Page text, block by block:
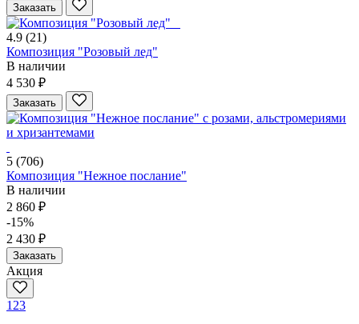
Заказать
4.9 (21)
Композиция "Розовый лед"
В наличии
4 530 ₽
Заказать
5 (706)
Композиция "Нежное послание"
В наличии
2 860 ₽
-15%
2 430 ₽
Заказать
Акция
1 23